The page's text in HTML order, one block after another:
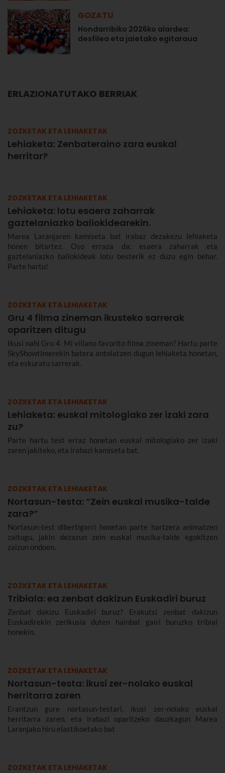
GOZATU
Hondarribiko 2026ko alardea:
desfilea eta jaietako egitaraua
ERLAZIONATUTAKO BERRIAK
ZOZKETAK ETA LEHIAKETAK
Lehiaketa: Zenbateraino zara euskal
herritar?
ZOZKETAK ETA LEHIAKETAK
Lehiaketa: lotu esaera zaharrak
gaztelaniazko baliokidearekin.
Marea Laranjaren kamiseta bat irabaz dezakezu lehiaketa
honen bitartez. Oso erraza da; esaera zaharrak eta
gaztelaniazko baliokideak lotu besterik ez duzu egin behar.
Parte hartu!
ZOZKETAK ETA LEHIAKETAK
Gru 4 filma zineman ikusteko sarrerak
oparitzen ditugu
Ikusi nahi Gru 4. Mi villano favorito filma zineman? Hartu parte
SkyShowtimerekin batera antolatzen dugun lehiaketa honetan,
eta eskuratu sarrerak.
ZOZKETAK ETA LEHIAKETAK
Lehiaketa: euskal mitologiako zer izaki zara
zu?
Parte hartu test erraz honetan euskal mitologiako zer izaki
zaren jakiteko, eta irabazi kamiseta bat.
ZOZKETAK ETA LEHIAKETAK
Nortasun-testa: “Zein euskal musika-talde
zara?”
Nortasun-test dibertigarri honetan parte hartzera animatzen
zaitugu, jakin dezazun zein euskal musika-talde egokitzen
zaizun ondoen.
ZOZKETAK ETA LEHIAKETAK
Tribiala: ea zenbat dakizun Euskadiri buruz
Zenbat dakizu Euskadiri buruz? Erakutsi zenbat dakizun
Euskadirekin zerikusia duten hainbat gairi buruzko tribial
honekin.
ZOZKETAK ETA LEHIAKETAK
Nortasun-testa: ikusi zer-nolako euskal
herritarra zaren
Erantzun gure nortasun-testari, ikusi zer-nolako euskal
herritarra zaren, eta irabazi oparitzeko dauzkagun Marea
Laranjako hiru elastikoetako bat
ZOZKETAK ETA LEHIAKETAK